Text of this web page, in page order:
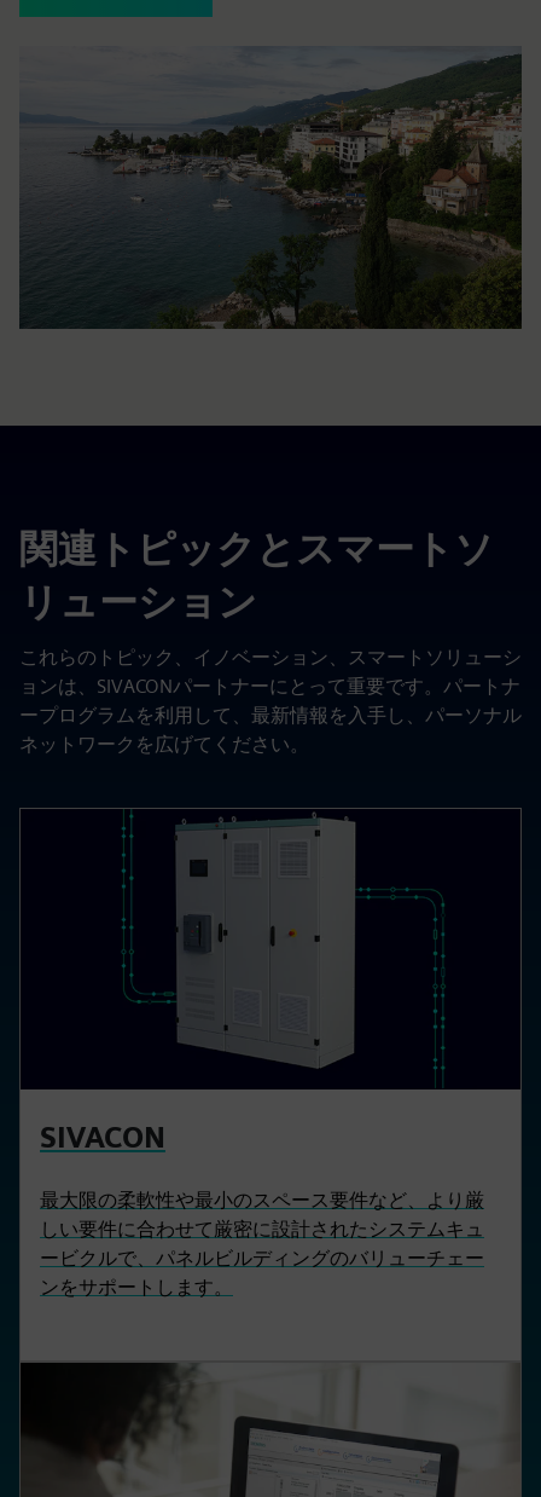
関連トピックとスマートソ
リューション
これらのトピック、イノベーション、スマートソリューシ
ョンは、SIVACONパートナーにとって重要です。パートナ
ープログラムを利用して、最新情報を入手し、パーソナル
ネットワークを広げてください。
SIVACON
最大限の柔軟性や最小のスペース要件など、より厳
しい要件に合わせて厳密に設計されたシステムキュ
ービクルで、パネルビルディングのバリューチェー
ンをサポートします。